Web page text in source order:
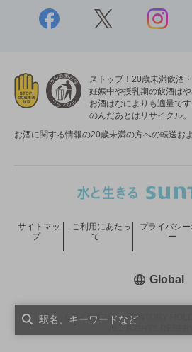
ストップ！20歳未満飲酒・
妊娠中や授乳期の飲酒はや
お酒はなによりも適量です
のんだあとはリサイクル。
お酒に関する情報の20歳未満の方への転送お
COPYRIGHT © SUNTORY
サイトマッ
プ
ご利用にあたっ
て
プライバシ
ー
Global